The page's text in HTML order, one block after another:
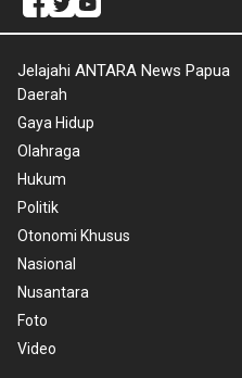
Jelajahi ANTARA News Papua
Daerah
Gaya Hidup
Olahraga
Hukum
Politik
Otonomi Khusus
Nasional
Nusantara
Foto
Video